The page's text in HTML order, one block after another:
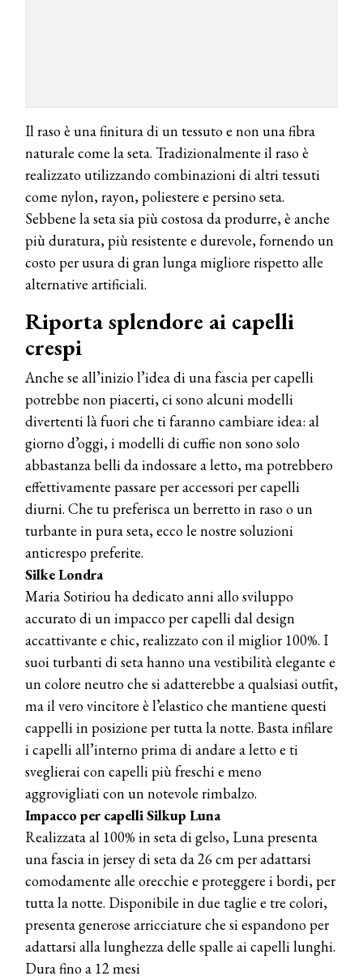
Il raso è una finitura di un tessuto e non una fibra
naturale come la seta. Tradizionalmente il raso è
realizzato utilizzando combinazioni di altri tessuti
come nylon, rayon, poliestere e persino seta.
Sebbene la seta sia più costosa da produrre, è anche
più duratura, più resistente e durevole, fornendo un
costo per usura di gran lunga migliore rispetto alle
alternative artificiali.
Riporta splendore ai capelli
crespi
Anche se all’inizio l’idea di una fascia per capelli
potrebbe non piacerti, ci sono alcuni modelli
divertenti là fuori che ti faranno cambiare idea: al
giorno d’oggi, i modelli di cuffie non sono solo
abbastanza belli da indossare a letto, ma potrebbero
effettivamente passare per accessori per capelli
diurni. Che tu preferisca un berretto in raso o un
turbante in pura seta, ecco le nostre soluzioni
anticrespo preferite.
Silke Londra
Maria Sotiriou ha dedicato anni allo sviluppo
accurato di un impacco per capelli dal design
accattivante e chic, realizzato con il miglior 100%. I
suoi turbanti di seta hanno una vestibilità elegante e
un colore neutro che si adatterebbe a qualsiasi outfit,
ma il vero vincitore è l’elastico che mantiene questi
cappelli in posizione per tutta la notte. Basta infilare
i capelli all’interno prima di andare a letto e ti
sveglierai con capelli più freschi e meno
aggrovigliati con un notevole rimbalzo.
Impacco per capelli Silkup Luna
Realizzata al 100% in seta di gelso, Luna presenta
una fascia in jersey di seta da 26 cm per adattarsi
comodamente alle orecchie e proteggere i bordi, per
tutta la notte. Disponibile in due taglie e tre colori,
presenta generose arricciature che si espandono per
adattarsi alla lunghezza delle spalle ai capelli lunghi.
Dura fino a 12 mesi
COSMOPROF WORLDWIDE BOLOGNA
Cosmprof Worldwide Bologna
presenta THE BEAUTY &
WELLNESS CONGRESS 2022: I
DYSON
Dyson presenta la nuova collezione
pervinca e rosé per Natale